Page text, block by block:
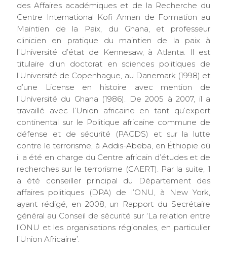
des Affaires académiques et de la Recherche du
Centre International Kofi Annan de Formation au
Maintien de la Paix, du Ghana, et professeur
clinicien en pratique du maintien de la paix à
l’Université d’état de Kennesaw, à Atlanta. Il est
titulaire d’un doctorat en sciences politiques de
l’Université de Copenhague, au Danemark (1998) et
d’une License en histoire avec mention de
l’Université du Ghana (1986). De 2005 à 2007, il a
travaillé avec l’Union africaine en tant qu’expert
continental sur le Politique africaine commune de
défense et de sécurité (PACDS) et sur la lutte
contre le terrorisme, à Addis-Abeba, en Éthiopie où
il a été en charge du Centre africain d’études et de
recherches sur le terrorisme (CAERT). Par la suite, il
a été conseiller principal du Département des
affaires politiques (DPA) de l’ONU, à New York,
ayant rédigé, en 2008, un Rapport du Secrétaire
général au Conseil de sécurité sur ‘La relation entre
l’ONU et les organisations régionales, en particulier
l’Union Africaine’.